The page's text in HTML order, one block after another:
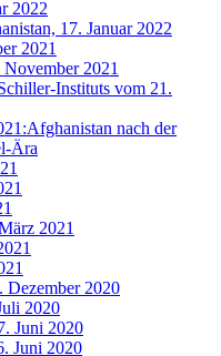
2022
17. Januar 2022
2021
2021
Instituts vom 21.
nach der
Ära
2021
Dezember 2020
2020
Juni 2020
Juni 2020